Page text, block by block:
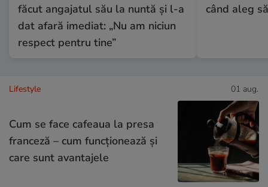
făcut angajatul său la nuntă și l-a
dat afară imediat: „Nu am niciun
respect pentru tine”
când aleg
Lifestyle 01 aug.
Cum se face cafeaua la presa
franceză – cum funcționează și
care sunt avantajele